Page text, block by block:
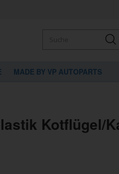
MADE BY VP AUTOPARTS
Kotflügel/